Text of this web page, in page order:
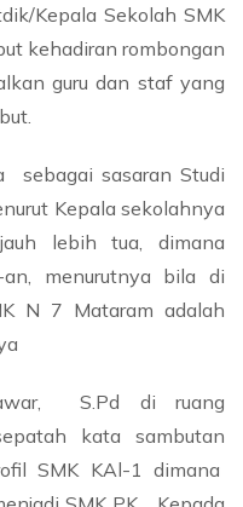
Kepala Sekolah SMK
kehadiran rombongan
guru dan staf yang
sebagai sasaran Studi
Kepala sekolahnya
lebih tua, dimana
an, menurutnya bila di
N 7 Mataram adalah
S.Pd di ruang
kata sambutan
SMK KAl-1 dimana